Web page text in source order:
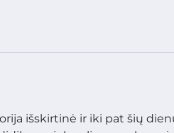
išskirtinė ir iki pat šių